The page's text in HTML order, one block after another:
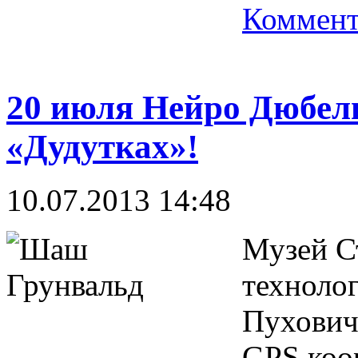
20 июля Нейро
«Дудутках»!
10.07.2013 14:48
Музей